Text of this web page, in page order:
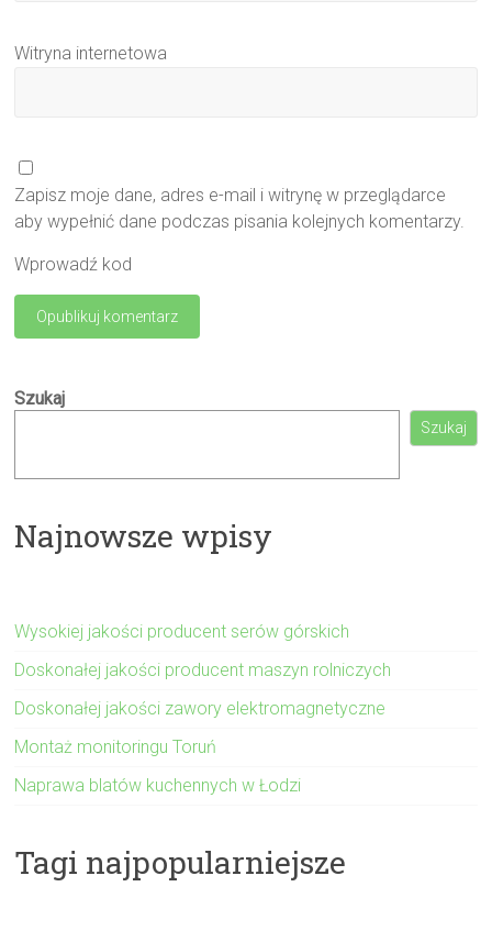
Witryna internetowa
Zapisz moje dane, adres e-mail i witrynę w przeglądarce
aby wypełnić dane podczas pisania kolejnych komentarzy.
Wprowadź kod
Szukaj
Szukaj
Najnowsze wpisy
Wysokiej jakości producent serów górskich
Doskonałej jakości producent maszyn rolniczych
Doskonałej jakości zawory elektromagnetyczne
Montaż monitoringu Toruń
Naprawa blatów kuchennych w Łodzi
Tagi najpopularniejsze